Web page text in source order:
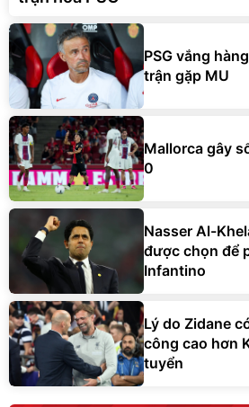
PSG vắng
trận gặp MU
Mallorca gây
0
Nasser Al-
được chọn để
Infantino
Lý do Zidane
công cao hơn
tuyển